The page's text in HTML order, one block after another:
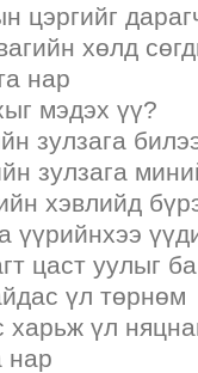
цэргийг
хөлд
нар
мэдэх үү?
зулзага
зулзага
хэвлийд
үүрийнхээ
цаст уулыг
үл төрнөм
харьж үл
нар